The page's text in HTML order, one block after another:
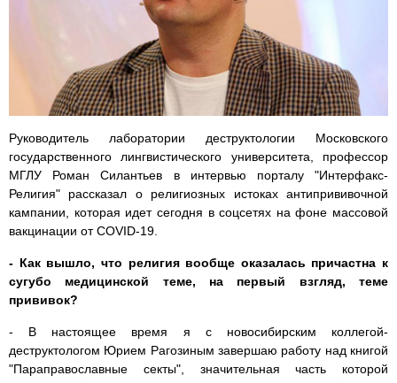
Руководитель лаборатории деструктологии Московского
государственного лингвистического университета, профессор
МГЛУ Роман Силантьев в интервью порталу "Интерфакс-
Религия" рассказал о религиозных истоках антипрививочной
кампании, которая идет сегодня в соцсетях на фоне массовой
вакцинации от COVID-19.
- Как вышло, что религия вообще оказалась причастна к
сугубо медицинской теме, на первый взгляд, теме
прививок?
- В настоящее время я с новосибирским коллегой-
деструктологом Юрием Рагозиным завершаю работу над книгой
"Параправославные секты", значительная часть которой